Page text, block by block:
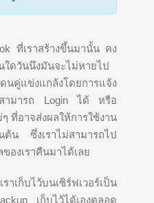
ที่เราสร้างขึ้นมานั้น คง
ใดวันนึงมันจะไม่หายไป
คู่แข่งแกล้งโดยการแจ้ง
ามารถ Login ได้ หรือ
ที่อาจส่งผลให้การใช้งาน
ต้น ซึ่งเราไม่สามารถไป
องเราคืนมาได้เลย
เก็บไว้บนเซิร์ฟเวอร์เป็น
เก็บไว้ได้เองตลอด